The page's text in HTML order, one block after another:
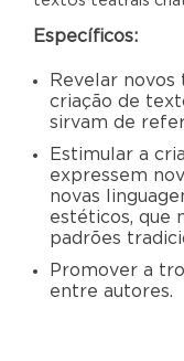
Específicos:
Revelar
criação de
sirvam de
Estimular a
expressem
novas
estéticos, que
padrões
Promover a
entre autores.